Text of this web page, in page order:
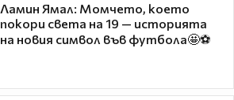
Ламин Ямал: Момчето, което
покори света на 19 — историята
на новия символ във футбола🤩⚽